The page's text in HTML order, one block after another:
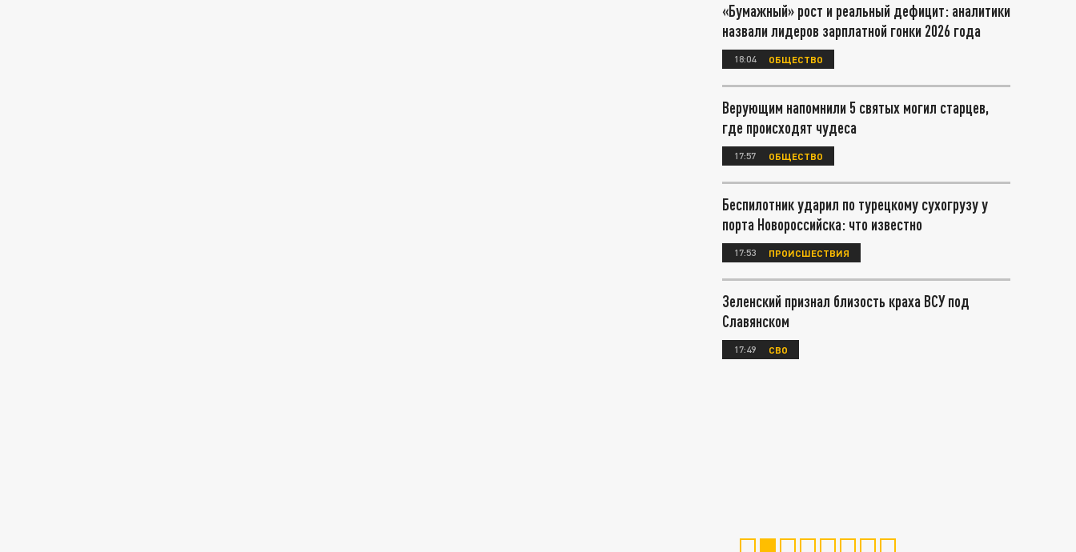
«Бумажный» рост и реальный дефицит: аналитики
назвали лидеров зарплатной гонки 2026 года
18:04 ОБЩЕСТВО
Верующим напомнили 5 святых могил старцев,
где происходят чудеса
17:57 ОБЩЕСТВО
Беспилотник ударил по турецкому сухогрузу у
порта Новороссийска: что известно
17:53 ПРОИСШЕСТВИЯ
Зеленский признал близость краха ВСУ под
Славянском
17:49 СВО